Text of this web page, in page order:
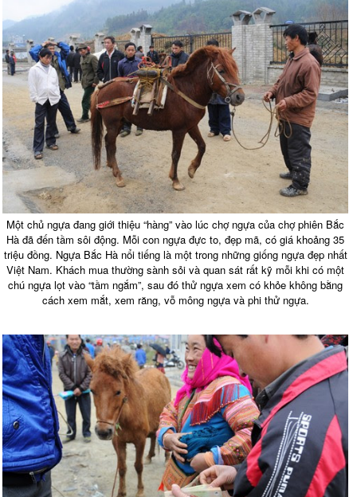
Một chủ ngựa đang giới thiệu “hàng” vào lúc chợ ngựa của chợ phiên Bắc
Hà đã đến tầm sôi động. Mỗi con ngựa đực to, đẹp mã, có giá khoảng 35
triệu đồng. Ngựa Bắc Hà nổi tiếng là một trong những giống ngựa đẹp nhất
Việt Nam. Khách mua thường sành sỏi và quan sát rất kỹ mỗi khi có một
chú ngựa lọt vào “tầm ngắm”, sau đó thử ngựa xem có khỏe không bằng
cách xem mắt, xem răng, vỗ mông ngựa và phi thử ngựa.